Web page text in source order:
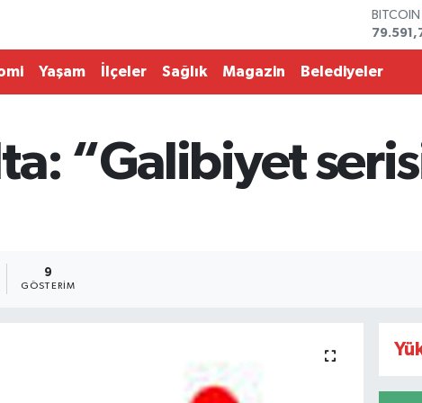
DOLAR
EURO
G.ALTIN
BİST100
Yaşam İlçeler Sağlık Magazin Belediyeler
“Galibiyet
9
GÖSTERIM